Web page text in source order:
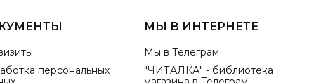
персональных
МЫ В ИНТЕРНЕТЕ
Мы в Телеграм
"ЧИТАЛКА" - библиотека